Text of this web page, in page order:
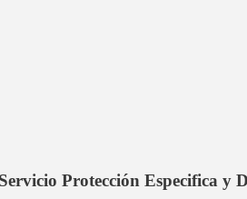
Servicio Protección Especifica y